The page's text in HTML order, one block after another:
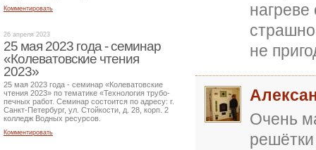
нагреве
не
Очень
Комментировать
26 апреля 2023
25 мая 2023 года - семинар
«Колеватовские чтения
2023»
25 мая 2023 года - семинар «Колеватовские
чтения 2023» по тематике «Технология трубо-
печных работ. Семинар состоится по адресу: г.
Санкт-Петербург, ул. Стойкости, д. 28, корп. 2
колледж Водных ресурсов.
Комментировать